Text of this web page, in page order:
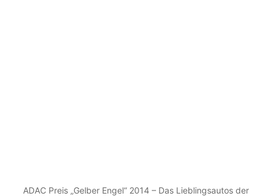
ADAC Preis „Gelber Engel“ 2014 – Das Lieblingsautos der